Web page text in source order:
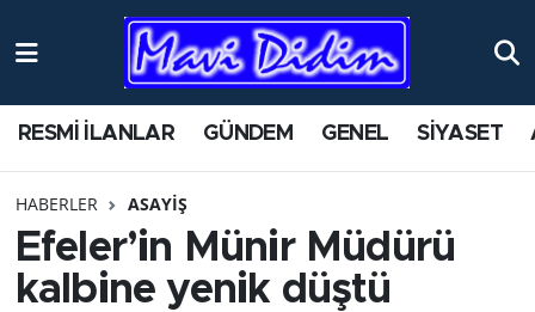
RESMİ İLANLAR GÜNDEM GENEL SİYASET
HABERLER ASAYİŞ
Efeler’in Münir Müdürü
kalbine yenik düştü
ANTİK YERLER
AYDIN
BİLİM VE TEKNOLOJİ
Nöbetçi Eczaneler
Namaz Vakitleri
Trafik Durumu